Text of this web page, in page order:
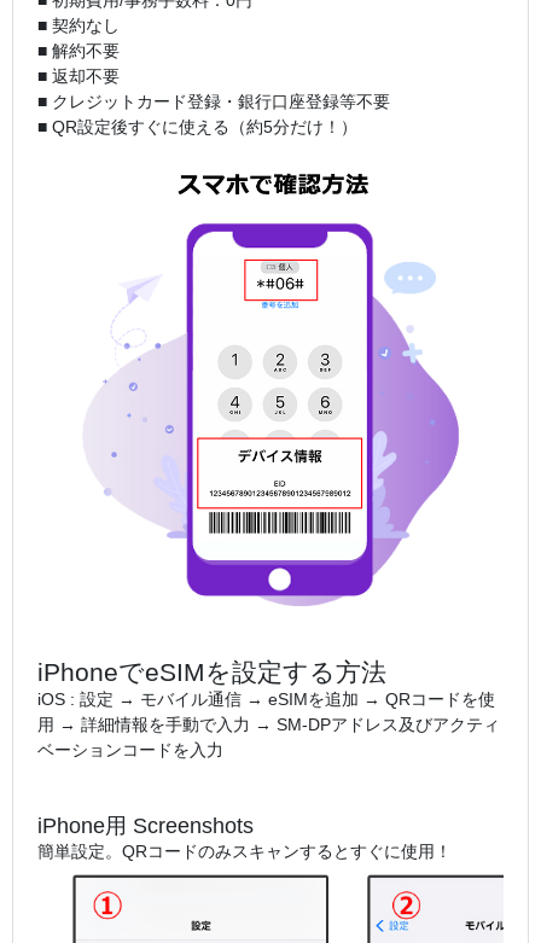
■ 契約なし
■ 解約不要
■ 返却不要
■ クレジットカード登録・銀行口座登録等不要
■ QR設定後すぐに使える（約5分だけ！）
iPhoneでeSIMを設定する方法
iOS : 設定 → モバイル通信 → eSIMを追加 → QRコードを使
用 → 詳細情報を手動で入力 → SM-DPアドレス及びアクティ
ベーションコードを入力
iPhone用 Screenshots
簡単設定。QRコードのみスキャンするとすぐに使用！